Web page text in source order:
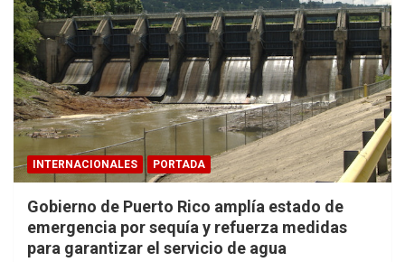
INTERNACIONALES PORTADA
Gobierno de Puerto Rico amplía estado de
emergencia por sequía y refuerza medidas
para garantizar el servicio de agua